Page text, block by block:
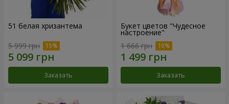
51 белая хризантема
5 999 грн
Заказать
Букет цветов "Чудесное
настроение"
1 666 грн
Заказать